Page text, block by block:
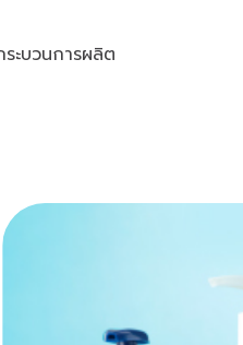
ะบวนการผลิต